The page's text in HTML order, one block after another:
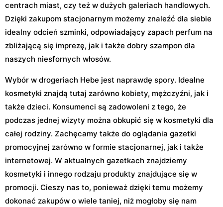
centrach miast, czy też w dużych galeriach handlowych.
Dzięki zakupom stacjonarnym możemy znaleźć dla siebie
idealny odcień szminki, odpowiadający zapach perfum na
zbliżającą się imprezę, jak i także dobry szampon dla
naszych niesfornych włosów.
Wybór w drogeriach Hebe jest naprawdę spory. Idealne
kosmetyki znajdą tutaj zarówno kobiety, mężczyźni, jak i
także dzieci. Konsumenci są zadowoleni z tego, że
podczas jednej wizyty można obkupić się w kosmetyki dla
całej rodziny. Zachęcamy także do oglądania gazetki
promocyjnej zarówno w formie stacjonarnej, jak i także
internetowej. W aktualnych gazetkach znajdziemy
kosmetyki i innego rodzaju produkty znajdujące się w
promocji. Cieszy nas to, ponieważ dzięki temu możemy
dokonać zakupów o wiele taniej, niż mogłoby się nam